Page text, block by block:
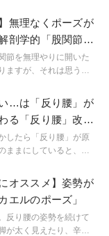
しました。
無理なくポーズが
剖学的「股関節の
節を無理やりに開いた
ますが、それは思う以
可動域を引き出す、解
う!
…は「反り腰」が
る「反り腰」改善
したら「反り腰」が原
ままにしていると、腰
るストレッチを二つご
オススメ】姿勢が
エルのポーズ」
反り腰の姿勢を続けて
が太く見えたり、辛い